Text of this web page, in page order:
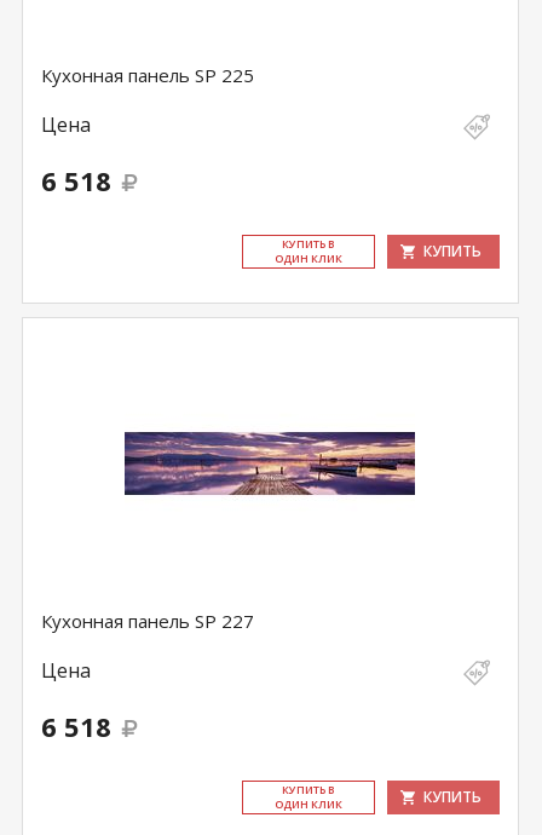
Кухонная панель SP 225
Цена
6 518
КУ­ПИТЬ В
ОДИН КЛИК
КУПИТЬ
Кухонная панель SP 227
Цена
6 518
КУ­ПИТЬ В
ОДИН КЛИК
КУПИТЬ